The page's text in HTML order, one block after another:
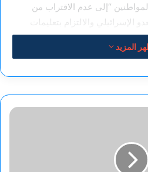
“إلى عدم الاقتراب من
الإسرائيلي والالتزام بتعليمات
المزيد